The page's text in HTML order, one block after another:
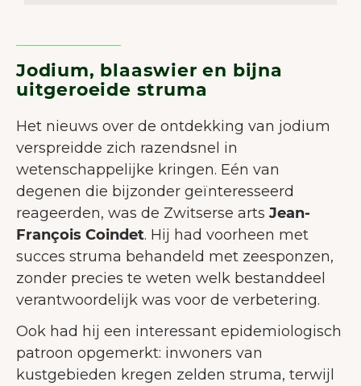
Jodium, blaaswier en bijna
uitgeroeide struma
Het nieuws over de ontdekking van jodium
verspreidde zich razendsnel in
wetenschappelijke kringen. Eén van
degenen die bijzonder geïnteresseerd
reageerden, was de Zwitserse arts Jean-
François Coindet. Hij had voorheen met
succes struma behandeld met zee­sponzen,
zonder precies te weten welk bestanddeel
verantwoordelijk was voor de verbetering.
Ook had hij een interessant epidemiologisch
patroon opgemerkt: inwoners van
kustgebieden kregen zelden struma, terwijl